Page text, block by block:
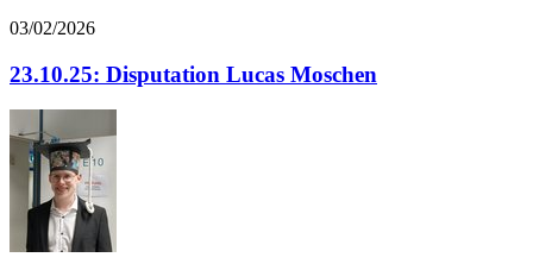
03/02/2026
23.10.25: Disputation Lucas Moschen